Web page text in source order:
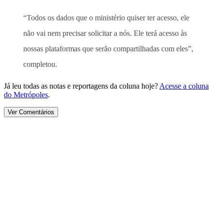
“Todos os dados que o ministério quiser ter acesso, ele
não vai nem precisar solicitar a nós. Ele terá acesso às
nossas plataformas que serão compartilhadas com eles”,
completou.
Já leu todas as notas e reportagens da coluna hoje? Acesse a coluna
do Metrópoles.
Ver Comentários